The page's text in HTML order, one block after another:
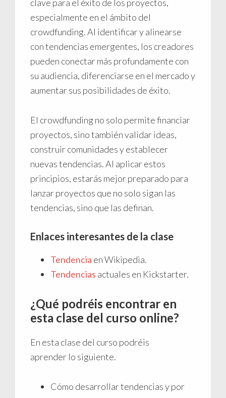
clave para el éxito de los proyectos,
especialmente en el ámbito del
crowdfunding. Al identificar y alinearse
con tendencias emergentes, los creadores
pueden conectar más profundamente con
su audiencia, diferenciarse en el mercado y
aumentar sus posibilidades de éxito.
El crowdfunding no solo permite financiar
proyectos, sino también validar ideas,
construir comunidades y establecer
nuevas tendencias. Al aplicar estos
principios, estarás mejor preparado para
lanzar proyectos que no solo sigan las
tendencias, sino que las definan.
Enlaces interesantes de la clase
Tendencia en Wikipedia.
Tendencias actuales en Kickstarter.
¿Qué podréis encontrar en
esta clase del curso online?
En esta clase del curso podréis
aprender lo siguiente.
Cómo desarrollar tendencias y por